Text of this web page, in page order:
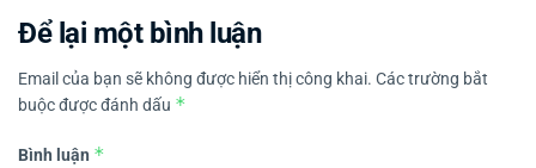
Để lại một bình luận
Email của bạn sẽ không được hiển thị công khai. Các trường bắt
buộc được đánh dấu *
Bình luận *